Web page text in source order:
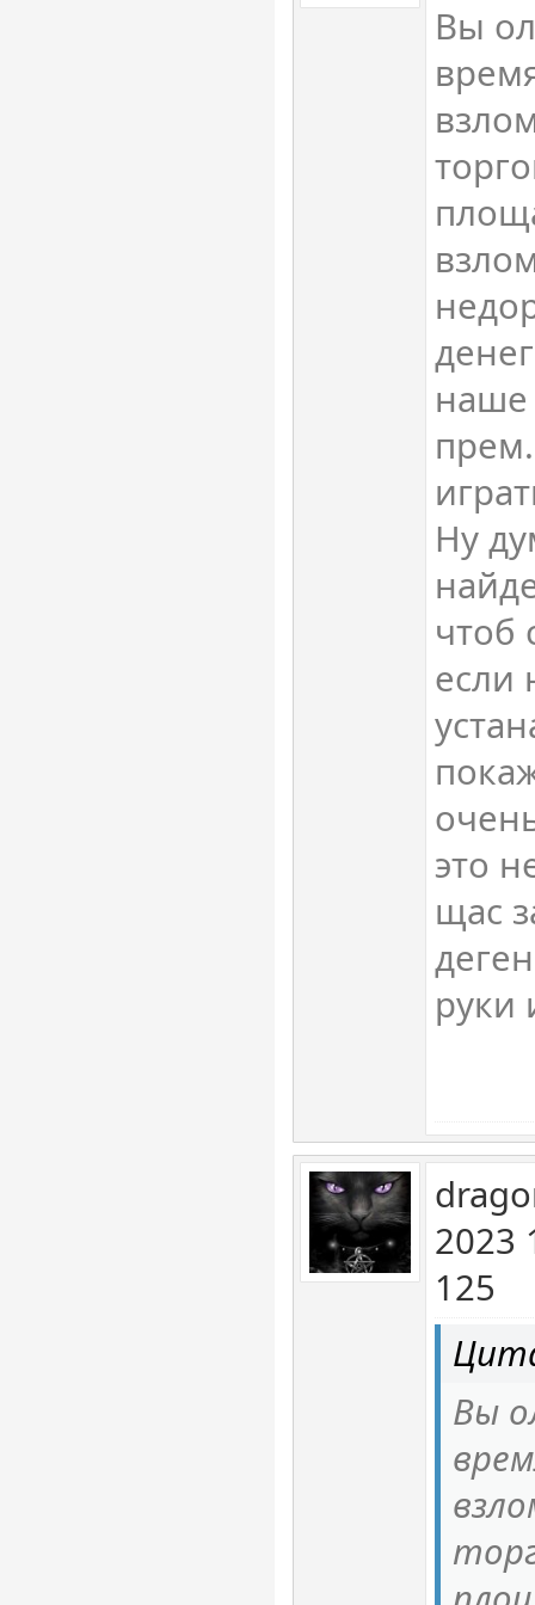
Вы
наше
Ну
чтоб
если
это
щас
руки
2023
125
Вы